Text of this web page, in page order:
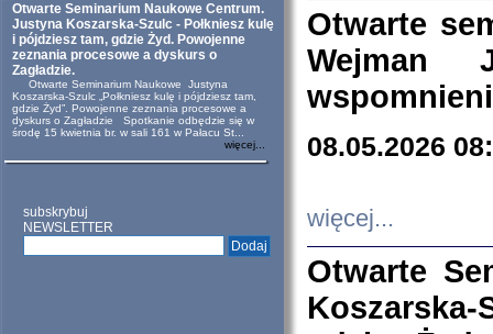
Otwarte Seminarium Naukowe Centrum.
Justyna Koszarska-Szulc - Połkniesz kulę
i pójdziesz tam, gdzie Żyd. Powojenne
zeznania procesowe a dyskurs o
Zagładzie.
Otwarte Seminarium Naukowe Justyna
Koszarska-Szulc „Połkniesz kulę i pójdziesz tam,
gdzie Żyd”. Powojenne zeznania procesowe a
dyskurs o Zagładzie Spotkanie odbędzie się w
środę 15 kwietnia br. w sali 161 w Pałacu St...
więcej...
subskrybuj
NEWSLETTER
Otwarte
Wejman
08.05.2026
więcej...
Otwarte
Koszarska-